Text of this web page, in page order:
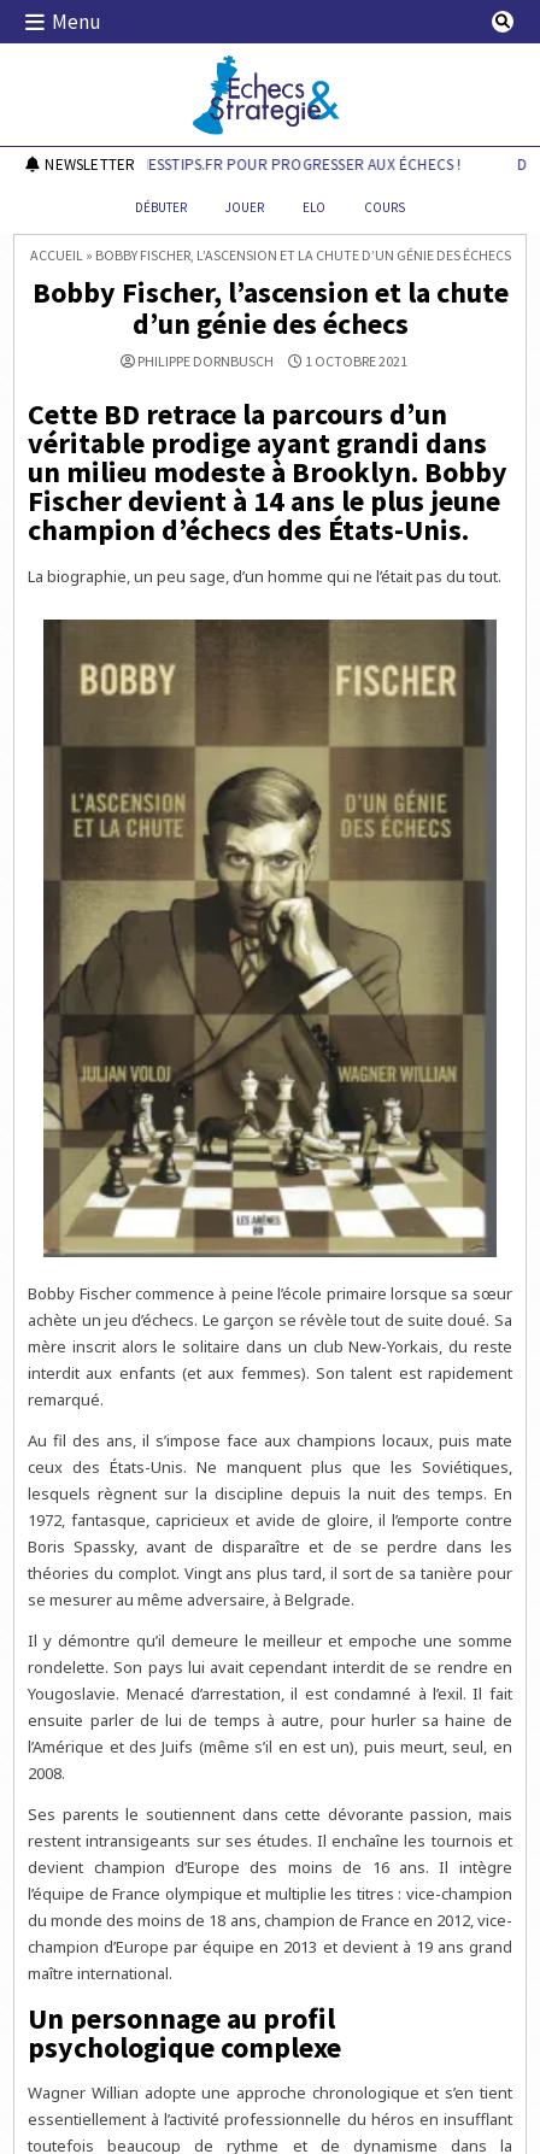
Skip
Menu
Echecs & Stratégie
NEWSLETTER
DÉCOUVREZ CHESSTIPS.FR POUR PROGRESSER AUX ÉCHECS !
DÉBUTER JOUER ELO COURS
ACCUEIL» BOBBY FISCHER, L’ASCENSION ET LA CHUTE D’UN GÉNIE DES ÉCHECS
Bobby Fischer, l’ascension et la chute
d’un génie des échecs
PHILIPPE DORNBUSCH 1 OCTOBRE 2021
Cette BD retrace la parcours d’un
véritable prodige ayant grandi dans
un milieu modeste à Brooklyn. Bobby
Fischer devient à 14 ans le plus jeune
champion d’échecs des États-Unis.
La biographie, un peu sage, d’un homme qui ne l’était pas du tout.
Bobby Fischer commence à peine l’école primaire lorsque sa sœur
achète un jeu d’échecs. Le garçon se révèle tout de suite doué. Sa
mère inscrit alors le solitaire dans un club New-Yorkais, du reste
interdit aux enfants (et aux femmes). Son talent est rapidement
remarqué.
Au fil des ans, il s’impose face aux champions locaux, puis mate
ceux des États-Unis. Ne manquent plus que les Soviétiques,
lesquels règnent sur la discipline depuis la nuit des temps. En
1972, fantasque, capricieux et avide de gloire, il l’emporte contre
Boris Spassky, avant de disparaître et de se perdre dans les
théories du complot. Vingt ans plus tard, il sort de sa tanière pour
se mesurer au même adversaire, à Belgrade.
Il y démontre qu’il demeure le meilleur et empoche une somme
rondelette. Son pays lui avait cependant interdit de se rendre en
Yougoslavie. Menacé d’arrestation, il est condamné à l’exil. Il fait
ensuite parler de lui de temps à autre, pour hurler sa haine de
l’Amérique et des Juifs (même s’il en est un), puis meurt, seul, en
2008.
Ses parents le soutiennent dans cette dévorante passion, mais
restent intransigeants sur ses études. Il enchaîne les tournois et
devient champion d’Europe des moins de 16 ans. Il intègre
l’équipe de France olympique et multiplie les titres : vice-champion
du monde des moins de 18 ans, champion de France en 2012, vice-
champion d’Europe par équipe en 2013 et devient à 19 ans grand
maître international.
Un personnage au profil
psychologique complexe
Wagner Willian adopte une approche chronologique et s’en tient
essentiellement à l’activité professionnelle du héros en insufflant
toutefois beaucoup de rythme et de dynamisme dans la